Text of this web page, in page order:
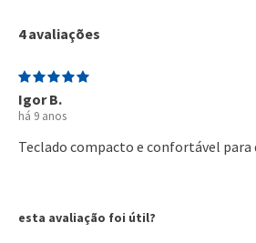
4 avaliações
Igor B.
há 9 anos
Teclado compacto e confortável para
esta avaliação foi útil?